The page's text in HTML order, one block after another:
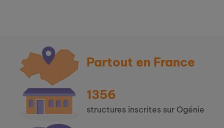
Partout en France
1356
structures inscrites sur Ogénie